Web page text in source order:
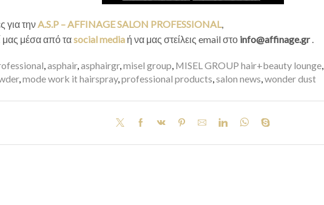
για τηνA.S.P – AFFINAGE SALON PROFESSIONAL,
μας μέσα από ταsocial media ή να μας στείλεις email στο info@affinage.gr.
,asphair,asphairgr,misel group, MISEL GROUP hair+beauty lounge,
,mode work it hairspray,professional products,salon news,wonder dust